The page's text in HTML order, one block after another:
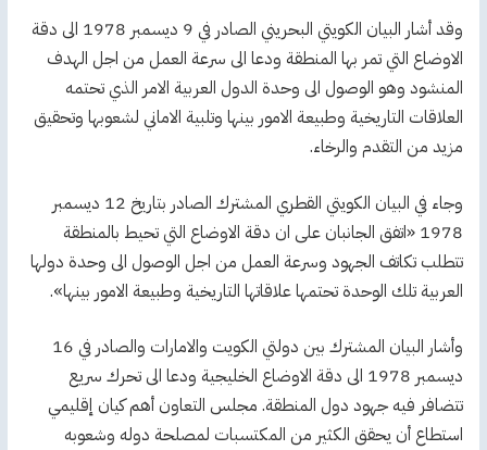
وقد أشار البيان الكويتي البحريني الصادر في 9 ديسمبر 1978 الى دقة
الاوضاع التي تمر بها المنطقة ودعا الى سرعة العمل من اجل الهدف
المنشود وهو الوصول الى وحدة الدول العربية الامر الذي تحتمه
العلاقات التاريخية وطبيعة الامور بينها وتلبية الاماني لشعوبها وتحقيق
مزيد من التقدم والرخاء.
وجاء في البيان الكويتي القطري المشترك الصادر بتاريخ 12 ديسمبر
1978 «اتفق الجانبان على ان دقة الاوضاع التي تحيط بالمنطقة
تتطلب تكاتف الجهود وسرعة العمل من اجل الوصول الى وحدة دولها
العربية تلك الوحدة تحتمها علاقاتها التاريخية وطبيعة الامور بينها».
وأشار البيان المشترك بين دولتي الكويت والامارات والصادر في 16
ديسمبر 1978 الى دقة الاوضاع الخليجية ودعا الى تحرك سريع
تتضافر فيه جهود دول المنطقة. مجلس التعاون أهم كيان إقليمي
استطاع أن يحقق الكثير من المكتسبات لمصلحة دوله وشعوبه